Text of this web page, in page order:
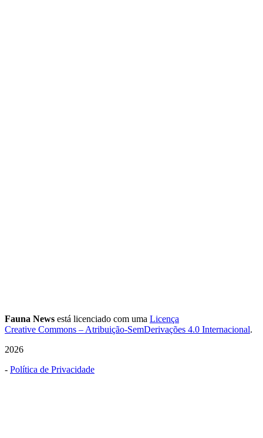
Fauna News está licenciado com uma Licença
Creative Commons – Atribuição-SemDerivações 4.0 Internacional.
2026
- Política de Privacidade